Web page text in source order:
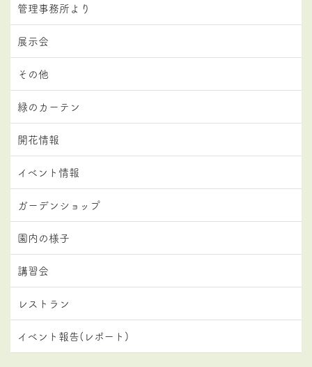
管理事務所より
展示会
その他
緑のカーテン
開花情報
イベント情報
ガーデンショップ
園内の様子
講習会
レストラン
イベント報告(レポート)